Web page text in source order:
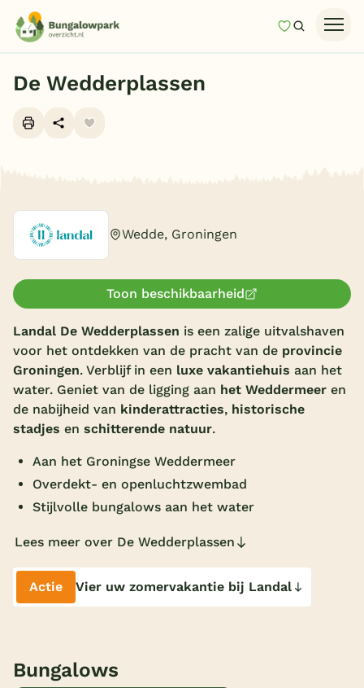
MijnZoeken
Last minutes
Onze vakantiegidsen
Subtropisch zwembad
Overdekt zwembad
Wildwaterbaan
Alle populaire faciliteiten
Bestemmingen
Nederland
De Wedderplassen
Wedde, Groningen
Toon beschikbaarheid
Landal De Wedderplassen is een zalige uitvalshaven
voor het ontdekken van de pracht van de provincie
Groningen. Verblijf in een luxe vakantiehuis aan het
water. Geniet van de ligging aan het Weddermeer en
de nabijheid van kinderattracties, historische
stadjes en schitterende natuur.
Aan het Groningse Weddermeer
Overdekt- en openluchtzwembad
Stijlvolle bungalows aan het water
Lees meer over De Wedderplassen
Actie Vier uw zomervakantie bij Landal
Bungalows